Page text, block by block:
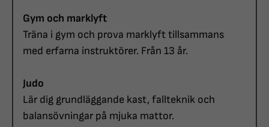
Gym och marklyft
Träna i gym och prova marklyft tillsammans
med erfarna instruktörer. Från 13 år.
Judo
Lär dig grundläggande kast, fallteknik och
balansövningar på mjuka mattor.